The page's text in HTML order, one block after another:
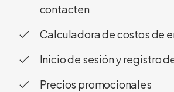
contacten
Calculadora de costos de
Inicio de sesión y registro
Precios promocionales